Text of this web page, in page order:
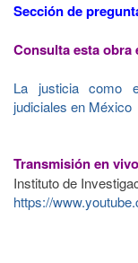
Sección de
Consulta esta obra
La justicia como
judiciales en México
Transmisión en
Instituto de
https://